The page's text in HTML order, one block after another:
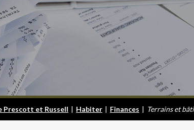
Prescott et Russell | Habiter | Finances | Terrains et